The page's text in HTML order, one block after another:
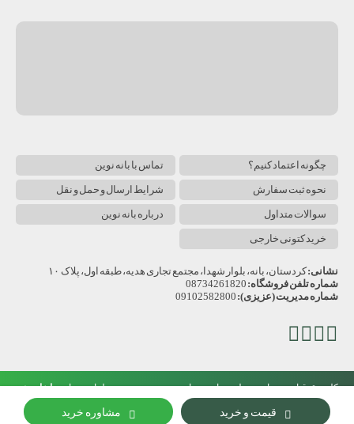
چگونه اعتماد کنیم؟ تماس با بانه نوین
نحوه ثبت سفارش شرایط ارسال و حمل و نقل
سوالات متداول درباره بانه نوین
خرید کتونی خارجی
نشانی:کردستان، بانه، بلوار شهدا، مجتمع تجاری هدیه، طبقه اول، پلاک ۱۰
شماره تلفن فروشگاه: 08734261820
شماره مدیریت (عزیزی):
اینستاگرام
تلگرامآپارات
کلیه حقوق این وبسایت متعلق به بانه نوین است. طراحی سایتبانه
قیمت و خرید مشاوره خرید